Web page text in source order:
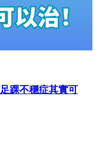
踝不穩症其實可